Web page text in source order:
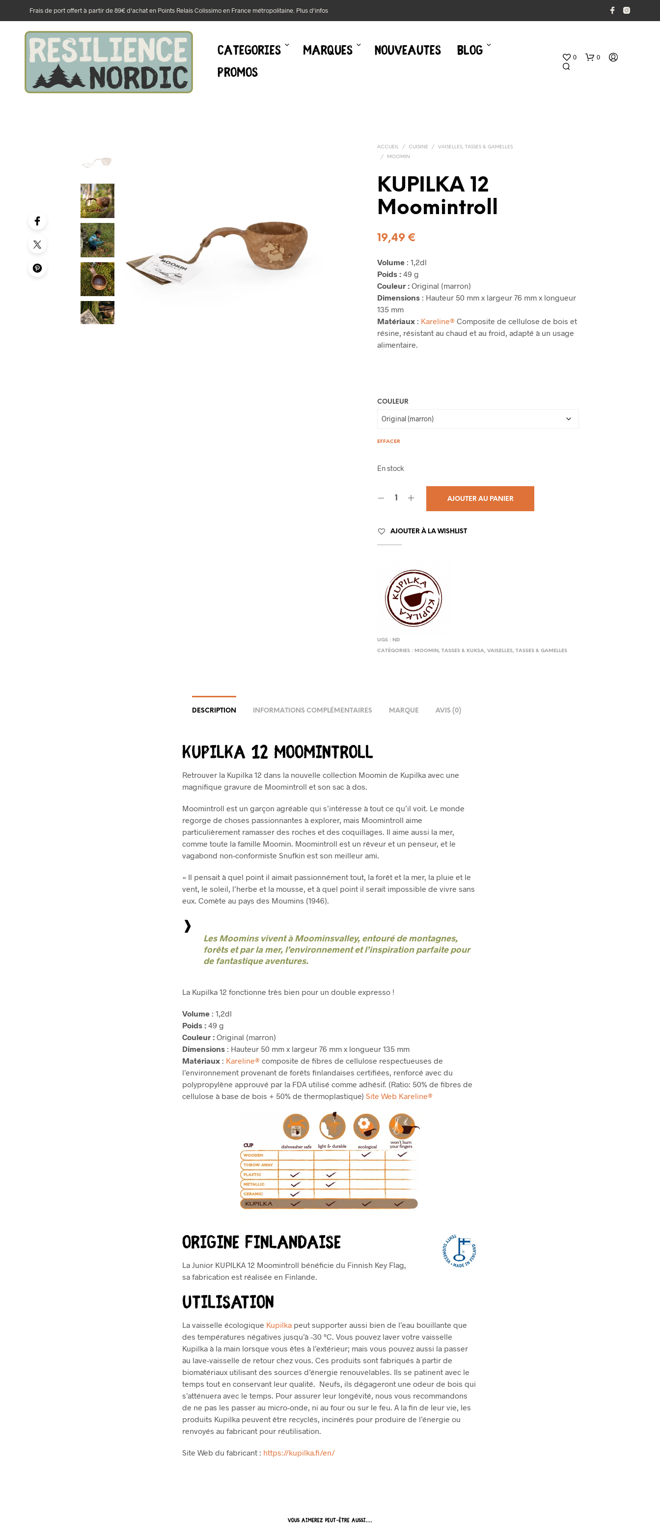
Frais de port offert à partir de 89€ d'achat en Points Relais Colissimo en France métropolitaine. Plus d'infos
CATEGORIES MARQUES NOUVEAUTES
BLOG
PROMOS
0 0
ACCUEIL / CUISINE /
VAISELLES, TASSES & GAMELLES
/
MOOMIN
KUPILKA 12
Moomintroll
19,49€
Volume : 1,2dl
Poids :49 g
Couleur : Original (marron)
Dimensions : Hauteur 50 mm x largeur 76 mm x longueur
135 mm
Matériaux : Kareline® Composite de cellulose de bois et
résine, résistant au chaud et au froid, adapté à un usage
alimentaire.
COULEUR
EFFACER
En stock
AJOUTER AU PANIER
AJOUTER À LA WISHLIST
UGS : ND
CATÉGORIES : MOOMIN ,TASSES & KUKSA,VAISELLES, TASSES & GAMELLES
DESCRIPTION INFORMATIONS COMPLÉMENTAIRES MARQUE AVIS (0)
KUPILKA 12 Moomintroll
Retrouver la Kupilka 12 dans la nouvelle collection Moomin de Kupilka avec une
magnifique gravure de Moomintroll et son sac à dos.
Moomintroll est un garçon agréable qui s’intéresse à tout ce qu’il voit. Le monde
regorge de choses passionnantes à explorer, mais Moomintroll aime
particulièrement ramasser des roches et des coquillages. Il aime aussi la mer,
comme toute la famille Moomin. Moomintroll est un rêveur et un penseur, et le
vagabond non-conformiste Snufkin est son meilleur ami.
« Il pensait à quel point il aimait passionnément tout, la forêt et la mer, la pluie et le
vent, le soleil, l’herbe et la mousse, et à quel point il serait impossible de vivre sans
eux. Comète au pays des Moumins (1946).
Les Moomins vivent à Moominsvalley, entouré de montagnes,
forêts et par la mer, l’environnement et l’inspiration parfaite pour
de fantastique aventures.
La Kupilka 12 fonctionne très bien pour un double expresso !
Volume : 1,2dl
Poids : 49 g
Couleur : Original (marron)
Dimensions : Hauteur 50 mm x largeur 76 mm x longueur 135 mm
Matériaux : Kareline® composite de fibres de cellulose respectueuses de
l’environnement provenant de forêts finlandaises certifiées , renforcé avec du
polypropylène approuvé par la FDA utilisé comme adhésif. (Ratio: 50% de fibres de
cellulose à base de bois + 50% de thermoplastique) Site Web Kareline®
Origine Finlandaise
La Junior KUPILKA 12 Moomintroll bénéficie du Finnish Key Flag,
sa fabrication est réalisée en Finlande.
Utilisation
La vaisselle écologique Kupilka peut supporter aussi bien de l’eau bouillante que
des températures négatives jusqu’à -30 °C. Vous pouvez laver votre vaisselle
Kupilka à la main lorsque vous êtes à l’extérieur; mais vous pouvez aussi la passer
au lave-vaisselle de retour chez vous. Ces produits sont fabriqués à partir de
biomatériaux utilisant des sources d’énergie renouvelables. Ils se patinent avec le
temps tout en conservant leur qualité. Neufs, ils dégageront une odeur de bois qui
s’atténuera avec le temps. Pour assurer leur longévité, nous vous recommandons
de ne pas les passer au micro-onde, ni au four ou sur le feu. A la fin de leur vie, les
produits Kupilka peuvent être recyclés, incinérés pour produire de l’énergie ou
renvoyés au fabricant pour réutilisation.
Site Web du fabricant : https://kupilka.fi/en/
VOUS AIMEREZ PEUT-ÊTRE AUSSI…